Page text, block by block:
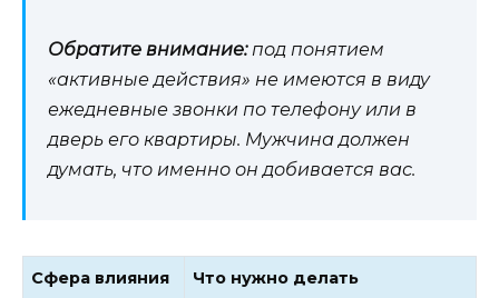
Обратите внимание:под понятием
«активные действия» не имеются в виду
ежедневные звонки по телефону или в
дверь его квартиры. Мужчина должен
думать, что именно он добивается вас.
Сфера влияния Что нужно делать